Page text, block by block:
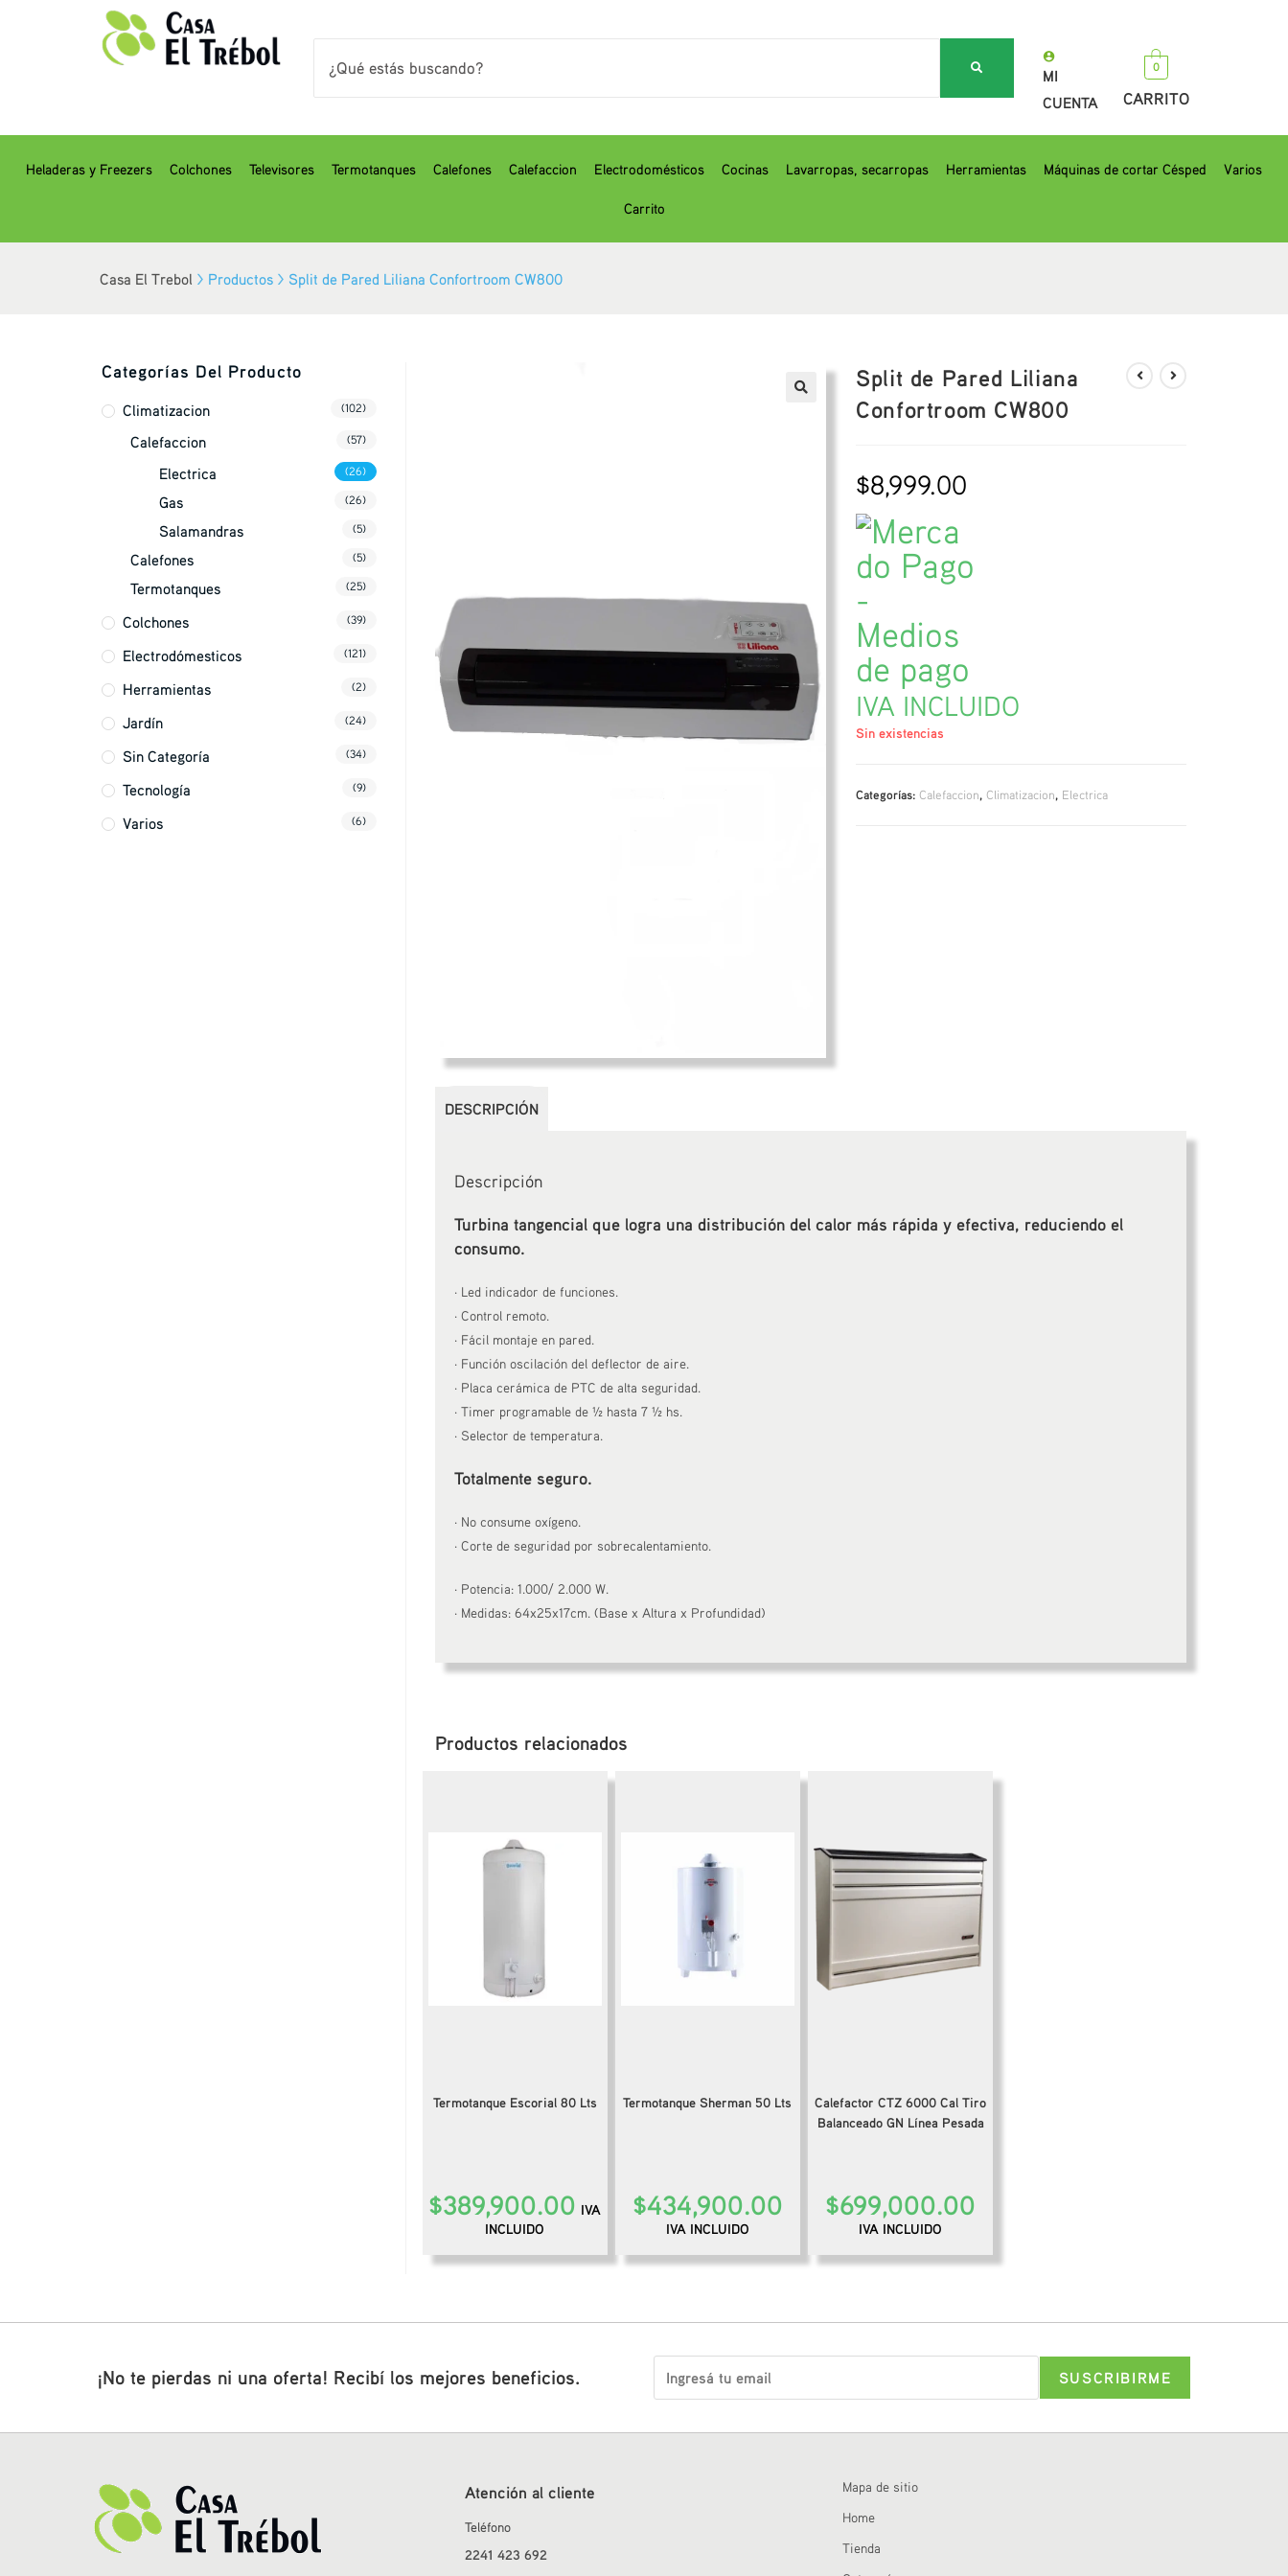
MI
CUENTA
0
CARRITO
Heladeras y Freezers Colchones Televisores Termotanques Calefones Calefaccion Electrodomésticos Cocinas ⁠Lavarropas, secarropas Herramientas Máquinas de cortar Césped Varios
Carrito
Casa El Trebol > Productos > Split de Pared Liliana Confortroom CW800
Split de Pared Liliana
Confortroom CW800
$8,999.00
IVA INCLUIDO
Sin existencias
Categorías:Calefaccion,Climatizacion, Electrica
DESCRIPCIÓN
Descripción
Turbina tangencial que logra una distribución del calor más rápida y efectiva, reduciendo el
consumo.
· Led indicador de funciones.
· Control remoto.
· Fácil montaje en pared.
· Función oscilación del deflector de aire.
· Placa cerámica de PTC de alta seguridad.
· Timer programable de ½ hasta 7 ½ hs.
· Selector de temperatura.
Totalmente seguro.
· No consume oxígeno.
· Corte de seguridad por sobrecalentamiento.
· Potencia: 1.000/ 2.000 W.
· Medidas: 64x25x17cm. (Base x Altura x Profundidad)
Productos relacionados
Termotanque Escorial 80 Lts
$389,900.00 IVA
INCLUIDO
Termotanque Sherman 50 Lts
$434,900.00
IVA INCLUIDO
Calefactor CTZ 6000 Cal Tiro
Balanceado GN Línea Pesada
$699,000.00
IVA INCLUIDO
Categorías Del Producto
Climatizacion (102)
Calefaccion (57)
Electrica (26)
Gas (26)
Salamandras (5)
Calefones (5)
Termotanques (25)
Colchones (39)
Electrodómesticos (121)
Herramientas (2)
Jardín (24)
Sin Categoría (34)
Tecnología (9)
Varios (6)
¡No te pierdas ni una oferta! Recibí los mejores beneficios.
Atención al cliente
Teléfono
2241 423 692
Mapa de sitio
Home
Tienda